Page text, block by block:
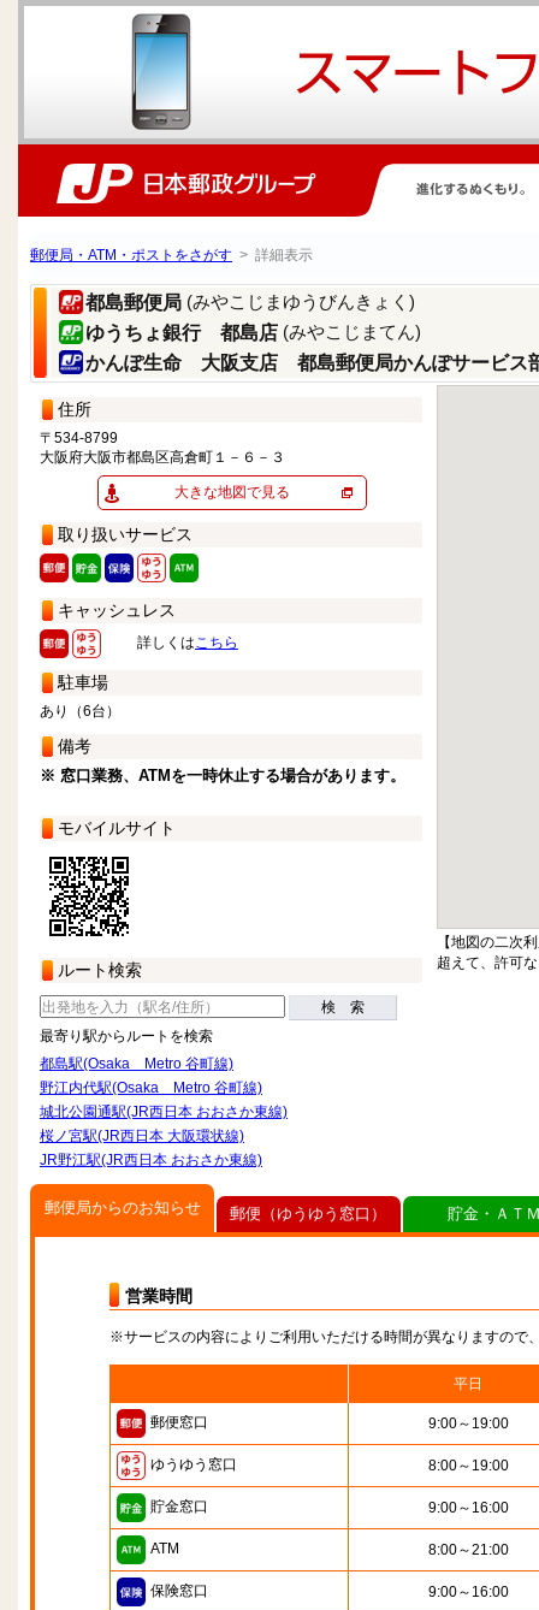
郵便局・ATM・ポストをさがす > 詳細表示
都島郵便局 (みやこじまゆうびんきょく)
ゆうちょ銀行 都島店 (みやこじまてん)
かんぽ生命 大阪支店 都島郵便局かんぽサービス
住所
〒534-8799
大阪府大阪市都島区高倉町１－６－３
大きな地図で見る
取り扱いサービス
キャッシュレス
詳しくはこちら
駐車場
あり（6台）
備考
※ 窓口業務、ATMを一時休止する場合があります。
モバイルサイト
ルート検索
検 索
最寄り駅からルートを検索
都島駅(Osaka Metro 谷町線)
野江内代駅(Osaka Metro 谷町線)
城北公園通駅(JR西日本 おおさか東線)
桜ノ宮駅(JR西日本 大阪環状線)
JR野江駅(JR西日本 おおさか東線)
【地図の二次
超えて、許可
郵便局からのお知らせ
営業時間
※サービスの内容によりご利用いただける時間が異なりますので
平日
郵便窓口 9:00～19:00
ゆうゆう窓口 8:00～19:00
貯金窓口 9:00～16:00
ATM 8:00～21:00
保険窓口 9:00～16:00
郵便（ゆうゆう窓口） 貯金・ＡＴ